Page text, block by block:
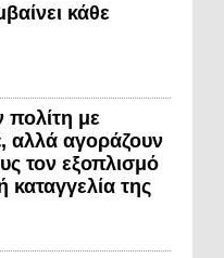
κάθε
με
αλλά αγοράζουν
τον εξοπλισμό
καταγγελία της